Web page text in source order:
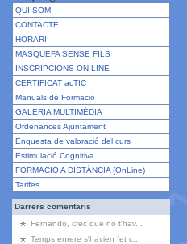
QUI SOM
CONTACTE
HORARI
MASQUEFA SENSE FILS
INSCRIPCIONS ON-LINE
CERTIFICAT acTIC
Manuals de Formació
GALERIA MULTIMÈDIA
Ordenances Ajuntament
Enquesta de valoració del curs
Estimulació Cognitiva
FORMACIÓ A DISTÀNCIA (OnLine)
Tarifes
Darrers comentaris
Fernando, crec que no t'hav...
Temps enrere s'havien fet c...